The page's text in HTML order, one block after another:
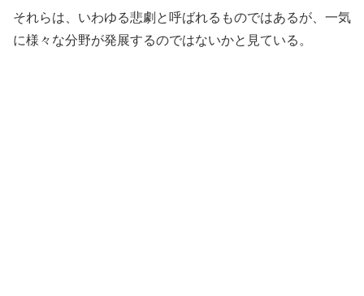
それらは、いわゆる悲劇と呼ばれるものではあるが、一気
に様々な分野が発展するのではないかと見ている。